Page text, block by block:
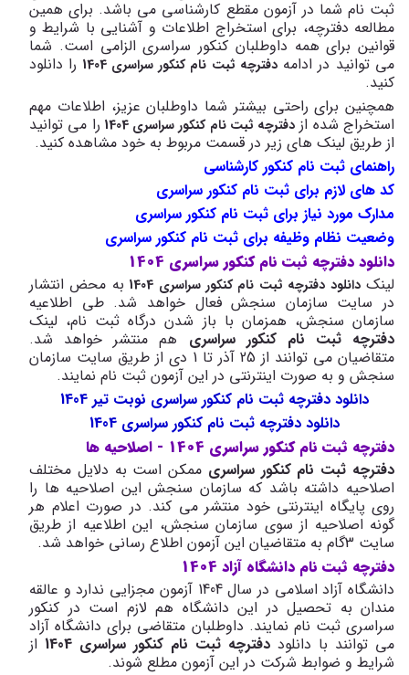
ثبت نام شما در آزمون مقطع کارشناسی می باشد. برای همین
مطالعه دفترچه، برای استخراج اطلاعات و آشنایی با شرایط و
قوانین برای همه داوطلبان کنکور سراسری الزامی است. شما
می توانید در ادامهدفترچه ثبت نام کنکور سراسری 1404
را دانلود
کنید.
همچنین برای راحتی بیشتر شما داوطلبان عزیز، اطلاعات مهم
استخراج شده از دفترچه ثبت نام کنکور سراسری 1404
را می توانید
از طریق لینک های زیر در قسمت مربوط به خود مشاهده کنید.
راهنمای ثبت نام کنکور کارشناسی
کد های لازم برای ثبت نام کنکور سراسری
مدارک مورد نیاز برای ثبت نام کنکور سراسری
وضعیت نظام وظیفه برای ثبت نام کنکور سراسری
دانلود دفترچه ثبت ‌نام کنکور سراسری 1404
لینکدانلود دفترچه ثبت نام کنکور سراسری 1404
به محض انتشار
در سایت سازمان سنجش فعال خواهد شد. طی اطلاعیه
سازمان سنجش، همزمان با باز شدن درگاه ثبت نام، لینک
دفترچه ثبت نام کنکور سراسری هم منتشر خواهد شد.
متقاضیان می توانند از 25 آذر تا 1 دی از طریق سایت سازمان
سنجش و به صورت اینترنتی در این آزمون ثبت نام نمایند.
دانلود دفترچه ثبت نام کنکور سراسری نوبت تیر 1404
دانلود دفترچه ثبت نام کنکور سراسری 1404
دفترچه ثبت نام کنکور سراسری 1404 - اصلاحیه ها
دفترچه ثبت نام کنکور سراسری ممکن است به دلایل مختلف
اصلاحیه داشته باشد که سازمان سنجش این اصلاحیه ها را
روی پایگاه اینترنتی خود منتشر می کند. در صورت اعلام هر
گونه اصلاحیه از سوی سازمان سنجش، این اطلاعیه از طریق
سایت 3گام به متقاضیان این آزمون اطلاع رسانی خواهد شد.
دفترچه ثبت نام دانشگاه آزاد 1404
دانشگاه آزاد اسلامی در سال 1404 آزمون مجزایی ندارد و عالقه
مندان به تحصیل در این دانشگاه هم لازم است در کنکور
سراسری ثبت نام نمایند. داوطلبان متقاضی برای دانشگاه آزاد
می توانند با دانلود دفترچه ثبت نام کنکور سراسری 1404
از
شرایط و ضوابط شرکت در این آزمون مطلع شوند.